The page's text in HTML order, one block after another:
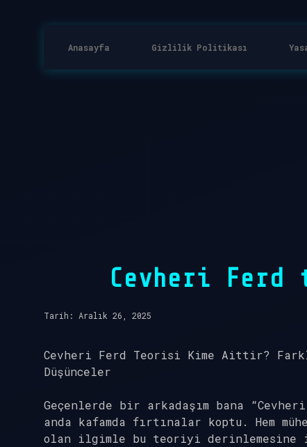
Anasayfa Gizlilik Politikası
Cevheri
Tarih: Aralık 26, 2025
Cevheri Ferd Teorisi Kime Aittir?
Düşünceler
Geçenlerde bir arkadaşım bana
anda kafamda fırtınalar koptu. Hem
olan ilgimle bu teoriyi derinlemesine